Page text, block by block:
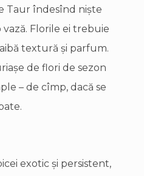
Taur îndesînd nişte
Florile ei trebuie
textură şi parfum.
de flori de sezon
– de cîmp, dacă se
exotic şi persistent,